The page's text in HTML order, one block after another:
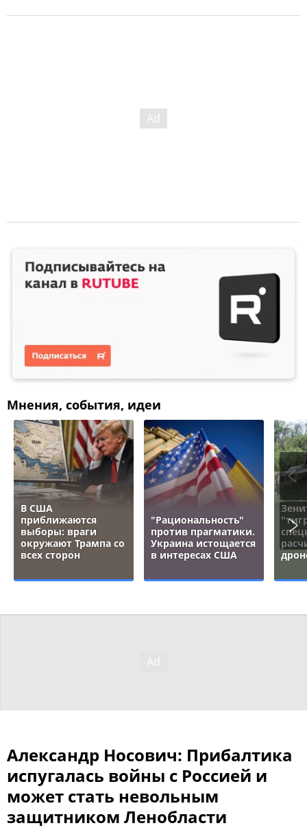
Мнения, события, идеи
В США
приближаются
выборы: враги
окружают Трампа со
всех сторон
"Рациональность"
против прагматики.
Украина истощается
в интересах США
Александр Носович: Прибалтика
испугалась войны с Россией и
может стать невольным
защитником Ленобласти